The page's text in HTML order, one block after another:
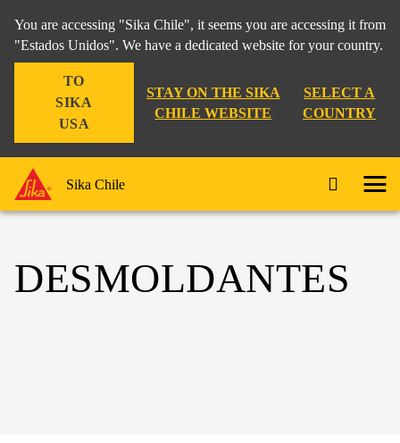
You are accessing "Sika Chile", it seems you are accessing it from
"Estados Unidos". We have a dedicated website for your country.
TO
SIKA
USA
STAY ON THE SIKA
CHILE WEBSITE
SELECT A
COUNTRY
Sika Chile
DESMOLDANTES